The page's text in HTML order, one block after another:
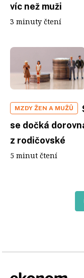
víc než muži
3 minuty čtení
MZDY ŽEN A MUŽŮ
se dočká
z rodičovské
5 minut čtení